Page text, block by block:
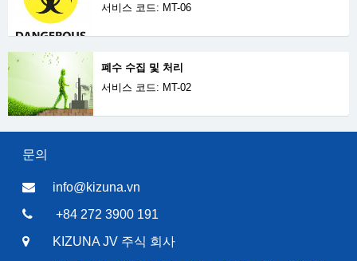
서비스 코드: MT-06
폐수 수집 및 처리
서비스 코드: MT-02
문의
info@kizuna.vn
+84 272 3900 191
KIZUNA JV 주식 회사